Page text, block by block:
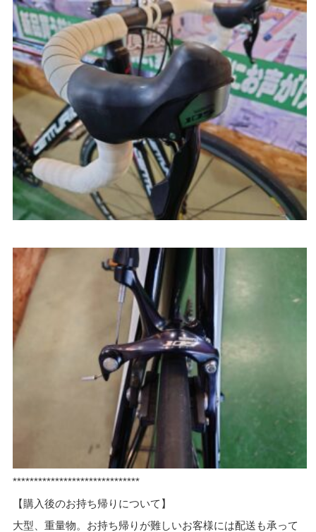
******************************
【購入後のお持ち帰りについて】
大型、重量物。お持ち帰りが難しいお客様には配送も承って